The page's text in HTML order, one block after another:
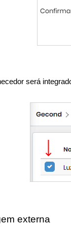
será
externa